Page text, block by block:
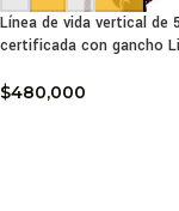
Línea de vida vertical de
certificada con gancho
$480,000